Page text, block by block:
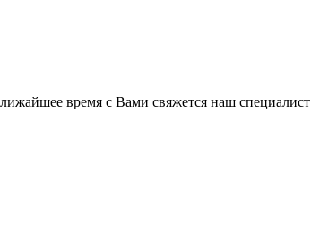
время с Вами свяжется наш специалист